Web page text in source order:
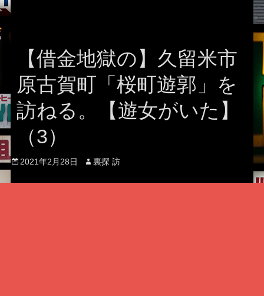
【借金地獄の】久留米市
原古賀町「桜町遊郭」を
訪ねる。【遊女がいた】
（3）
Posted
2021年2月28日 Author
裏探 訪